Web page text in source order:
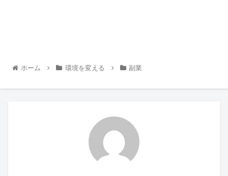
ホーム 環境を変える 副業